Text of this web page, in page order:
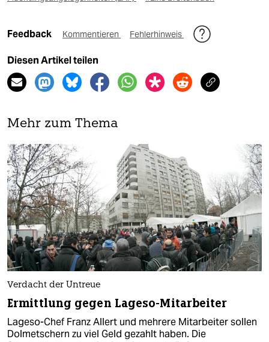
Feedback Kommentieren Fehlerhinweis
Diesen Artikel teilen
Mehr zum Thema
Verdacht der Untreue
Ermittlung gegen Lageso-Mitarbeiter
Lageso-Chef Franz Allert und mehrere Mitarbeiter sollen
Dolmetschern zu viel Geld gezahlt haben. Die